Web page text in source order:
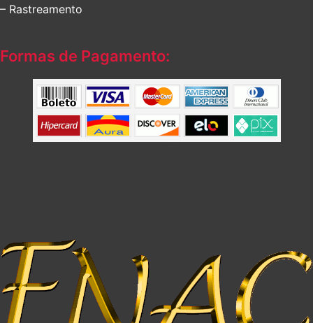
– Rastreamento
Formas de Pagamento: